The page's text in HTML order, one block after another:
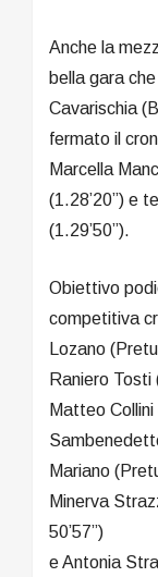
Anche la
bella gara
Cavarischia
fermato il
Marcella
(1.28’20”) e
(1.29’50”).
Obiettivo
competitiva
Lozano
Raniero Tosti
Matteo
Mariano
Minerva
50’57”)
e Antonia